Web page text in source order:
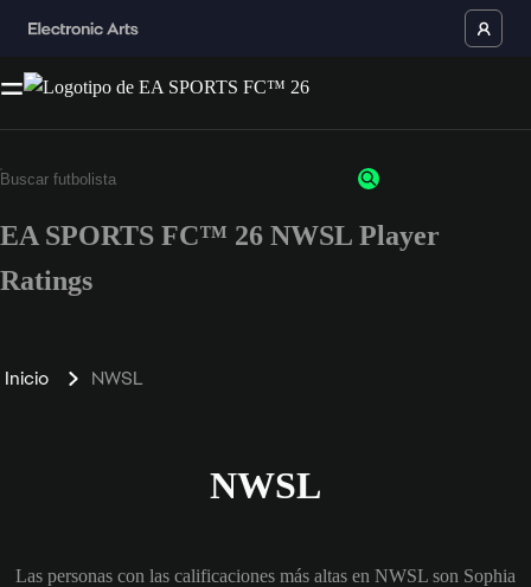
EA SPORTS FC™ 26 NWSL Player
Ratings
Inicio NWSL
NWSL
Las personas con las calificaciones más altas en NWSL son Sophia